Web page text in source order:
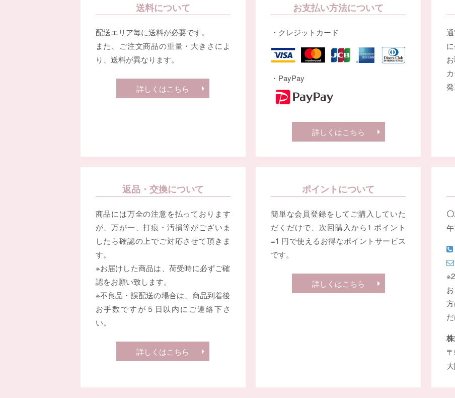
送料について
配送エリア毎に送料が必要です。
また、ご注文商品の重量・大きさによ
り、送料が異なります。
詳しくはこちら
お支払い方法について
・クレジットカード
・PayPay
詳しくはこちら
発
返品・交換について
商品には万全の注意を払っております
が、万が一、打痕・汚損等がございま
したら確認の上でご対応させて頂きま
す。
※お届けした商品は、荷受時に必ずご確
認をお願い致します。
※不良品・誤配送の場合は、商品到着後
お手数ですが５日以内にご連絡下さ
い。
詳しくはこちら
ポイントについて
簡単な会員登録をしてご購入していた
だくだけで、次回購入から1 ポイント
=1 円で使えるお得なポイントサービス
です。
詳しくはこちら